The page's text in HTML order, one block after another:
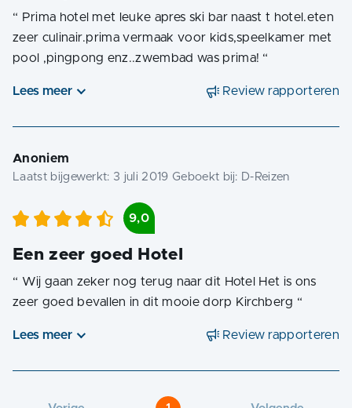
“ Prima hotel met leuke apres ski bar naast t hotel.eten
zeer culinair.prima vermaak voor kids,speelkamer met
pool ,pingpong enz..zwembad was prima! “
Lees meer Review rapporteren
Anoniem
Laatst bijgewerkt: 3 juli 2019 Geboekt bij: D-Reizen
9,0
Een zeer goed Hotel
“ Wij gaan zeker nog terug naar dit Hotel Het is ons
zeer goed bevallen in dit mooie dorp Kirchberg “
Lees meer Review rapporteren